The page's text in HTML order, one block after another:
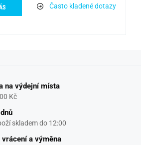
Často kladené dotazy
na výdejní místa
Kč
skladem do 12:00
vrácení a výměna